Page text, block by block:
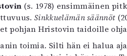
Kirjat
In English
Esitystaide
Arkisto
(s. 1978) ensimmäinen
Sinkkuelämän säännöt
pohjan Hristovin taidoille
toimia. Silti hän ei halua